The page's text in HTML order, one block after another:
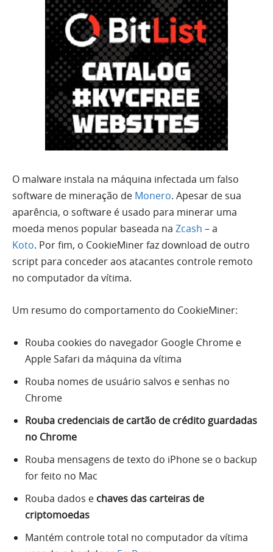
O malware instala na máquina infectada um falso
software de mineração de Monero. Apesar de sua
aparência, o software é usado para minerar uma
moeda menos popular baseada na Zcash – a
Koto. Por fim, o CookieMiner faz download de outro
script para conceder aos atacantes controle remoto
no computador da vítima.
Um resumo do comportamento do CookieMiner:
Rouba cookies do navegador Google Chrome e
Apple Safari da máquina da vítima
Rouba nomes de usuário salvos e senhas no
Chrome
Rouba credenciais de cartão de crédito guardadas
no Chrome
Rouba mensagens de texto do iPhone se o backup
for feito no Mac
Rouba dados e chaves das carteiras de
criptomoedas
Mantém controle total no computador da vítima